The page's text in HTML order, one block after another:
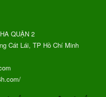
QUẬN 2
Cát Lái, TP Hồ Chí Minh